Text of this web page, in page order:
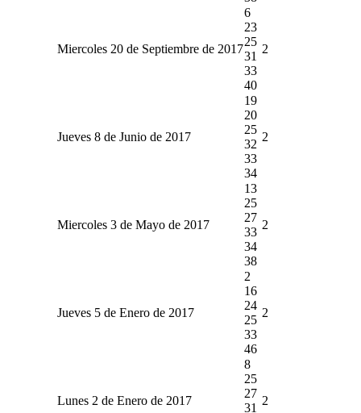
Miercoles 20 de Septiembre de 2017
6
23
25
31
33
40
2
Jueves 8 de Junio de 2017
19
20
25
32
33
34
2
Miercoles 3 de Mayo de 2017
13
25
27
33
34
38
2
Jueves 5 de Enero de 2017
2
16
24
25
33
46
2
Lunes 2 de Enero de 2017
8
25
27
31
2